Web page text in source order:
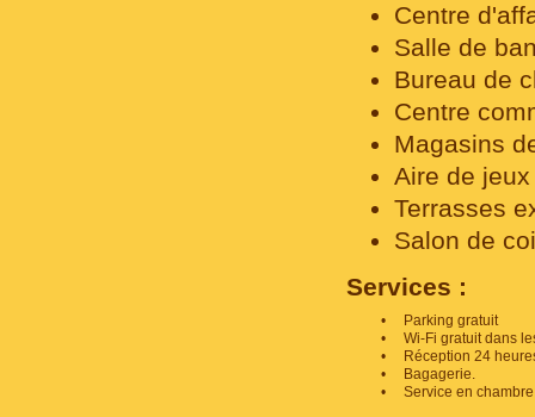
Centre
Salle de
Bureau de
Centre
Magasins
Aire de
Terrasses
Salon de
Services :
•
Parking gratuit
•
Wi-Fi gratuit dans
•
Réception 24
•
Bagagerie.
•
Service en